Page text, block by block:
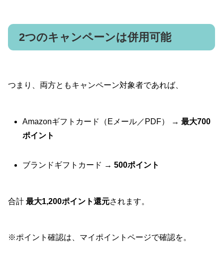
2つのキャンペーンは併用可能
つまり、両方ともキャンペーン対象者であれば、
Amazonギフトカード（Eメール／PDF） →最大700
ポイント
ブランドギフトカード →500ポイント
合計 最大1,200ポイント還元されます。
※ポイント確認は、マイポイントページで確認を。